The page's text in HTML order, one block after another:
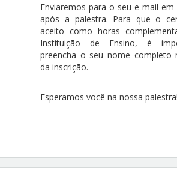
Enviaremos para o seu e-mail
após a palestra. Para que o
aceito como horas
Instituição de Ensino, é
preencha o seu nome completo
da inscrição.
Esperamos você na nossa